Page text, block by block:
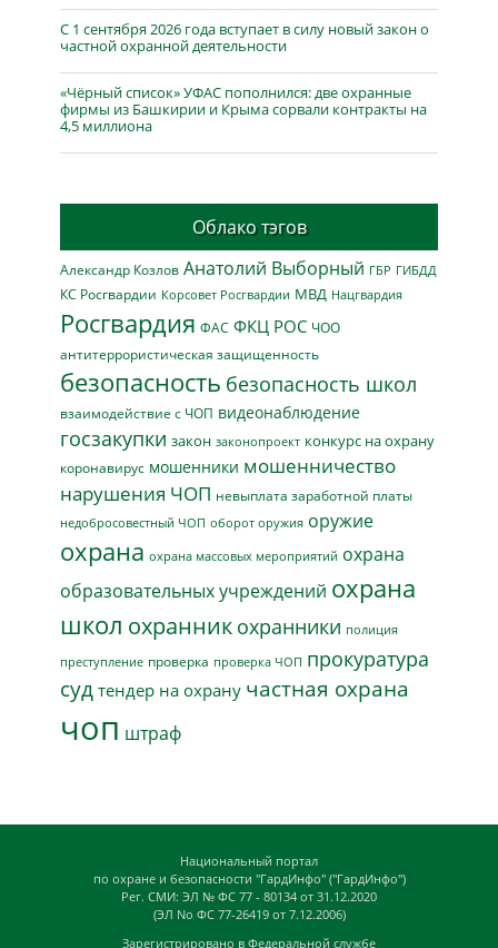
С 1 сентября 2026 года вступает в силу новый закон о
частной охранной деятельности
«Чёрный список» УФАС пополнился: две охранные
фирмы из Башкирии и Крыма сорвали контракты на
4,5 миллиона
Облако тэгов
Александр Козлов Анатолий Выборный ГБР ГИБДД
КС Росгвардии Корсовет Росгвардии МВД Нацгвардия
Росгвардия ФАС ФКЦ РОС ЧОО
антитеррористическая защищенность
безопасность безопасность школ
взаимодействие с ЧОП видеонаблюдение
госзакупки закон законопроект конкурс на охрану
коронавирус мошенники мошенничество
нарушения ЧОП невыплата заработной платы
недобросовестный ЧОП оборот оружия оружие
охрана охрана массовых мероприятий охрана
образовательных учреждений охрана
школ охранник охранники полиция
преступление проверка проверка ЧОП прокуратура
суд тендер на охрану частная охрана
чоп штраф
Национальный портал
по охране и безопасности "ГардИнфо" ("ГардИнфо")
Рег. СМИ: ЭЛ № ФС 77 - 80134 от 31.12.2020
(ЭЛ No ФС 77-26419 от 7.12.2006)
Зарегистрировано в Федеральной службе